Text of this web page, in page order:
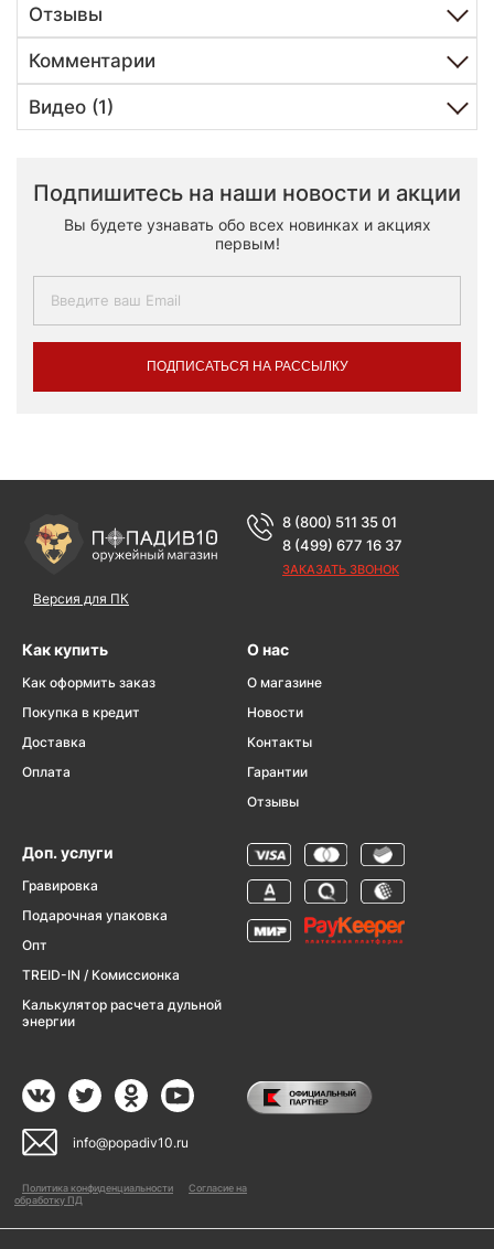
Отзывы
Комментарии
Видео (1)
Подпишитесь на наши новости и акции
Вы будете узнавать обо всех новинках и акциях
первым!
ПОДПИСАТЬСЯ НА РАССЫЛКУ
Версия для ПК
8 (800) 511 35 01
8 (499) 677 16 37
ЗАКАЗАТЬ ЗВОНОК
Как купить
Как оформить заказ
Покупка в кредит
Доставка
Оплата
О нас
О магазине
Новости
Контакты
Гарантии
Отзывы
Доп. услуги
Гравировка
Подарочная упаковка
Опт
TREID-IN / Комиссионка
Калькулятор расчета дульной
энергии
info@popadiv10.ru
Политика конфиденциальности
Согласие на
обработку ПД